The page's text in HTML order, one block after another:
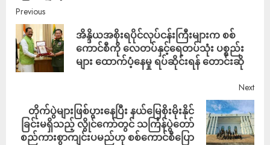
Previous
အိန္ဒိယအစိုးရပိုင်လုပ်ငန်းကြီးများက စစ်
ကောင်စီကို လေတပ်နှင့်ရေတပ်သုံး ပစ္စည်း
များ ထောက်ပံ့နေမှု ရပ်ဆိုင်းရန် တောင်းဆို
Next
တိုက်ပွဲများဖြစ်ပွား‌နေပြီး နယ်မြေစိုးမိုးနိုင်
ခြင်းမရှိသည့် လွိုင်ကော်တွင် သင်္ကြန်ပွဲတော်
စည်ကားစွာကျင်းပမည်ဟု စစ်ကောင်စီပြော